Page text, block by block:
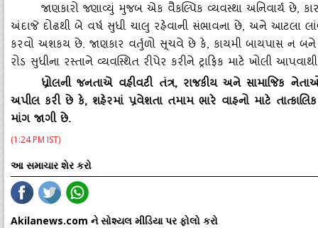
જાણકારો જણાવ્‍યું મુજબ એક વૈકલ્‍પિક વ્‍યવસ્‍થા અનિવાર્ય છે,
અંદાજે દોઢથી બે વર્ષ સુધી ચાલુ રહેવાની સંભાવના છે, અને આટલા
કરવો અશકય છે. જાણકાર વર્તુળો સૂચવે છે કે, કાયમી બાયપાસ ન
રોડ સુધીના રસ્‍તાને વ્‍યવસ્‍થિત રીપેર કરીને ટ્રાફિક માટે ખોલી
ધ્રોલની જનતાએ વહીવટી તંત્ર, રાજકીય અને સામાજિક
અપીલ કરી છે કે, શહેરમાં પ્રવેશતા તમામ ભારે વાહનો માટે
માંગ જાગી છે.
(1:24 PM IST)
આ સમાચાર શેર કરો
Akilanews.com ને સોશ્યલ મીડિયા પર ફોલો કરો